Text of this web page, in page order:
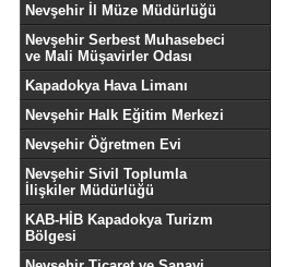
Nevşehir İl Müze Müdürlüğü
Nevşehir Serbest Muhasebeci
ve Mali Müşavirler Odası
Kapadokya Hava Limanı
Nevşehir Halk Eğitim Merkezi
Nevşehir Öğretmen Evi
Nevşehir Sivil Toplumla
İlişkiler Müdürlüğü
KAB-HİB Kapadokya Turizm
Bölgesi